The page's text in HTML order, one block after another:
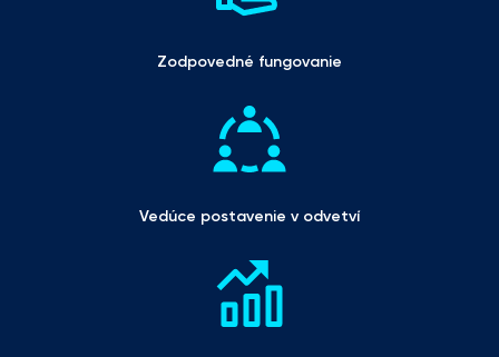
Zodpovedné fungovanie
Vedúce postavenie v odvetví